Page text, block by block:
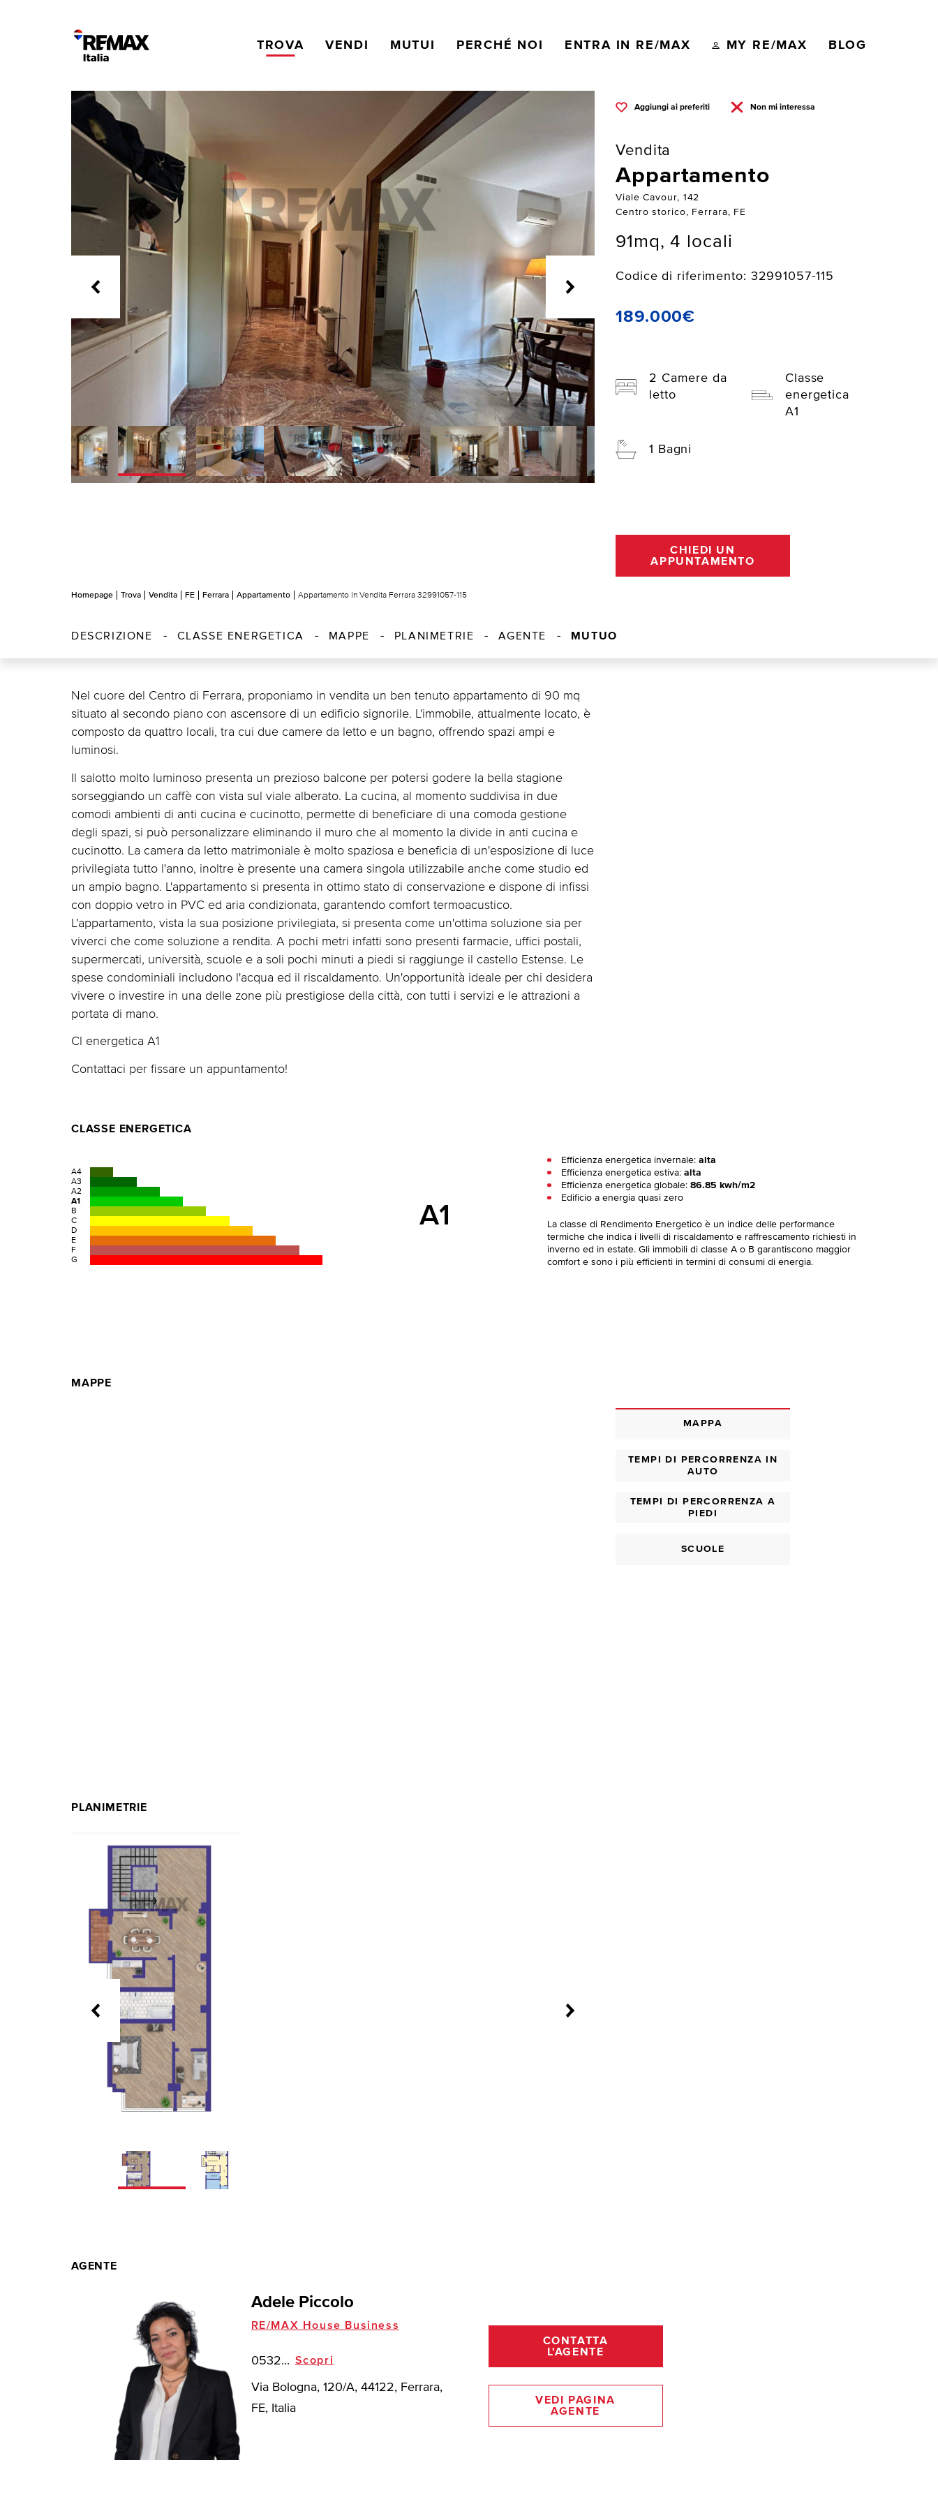
TROVA VENDI MUTUI PERCHÉ NOI ENTRA IN RE/MAX MY RE/MAX BLOG
Aggiungi ai preferiti Non mi interessa
Vendita
Appartamento
Viale Cavour, 142
Centro storico, Ferrara, FE
91mq, 4 locali
Codice di riferimento: 32991057-115
189.000€
2 Camere da
letto
Classe
energetica
A1
1 Bagni
CHIEDI UN
APPUNTAMENTO
Homepage Trova Vendita FE Ferrara Appartamento Appartamento In Vendita Ferrara 32991057-115
DESCRIZIONE CLASSE ENERGETICA MAPPE PLANIMETRIE AGENTE MUTUO
Nel cuore del Centro di Ferrara, proponiamo in vendita un ben tenuto appartamento di 90 mq
situato al secondo piano con ascensore di un edificio signorile. L'immobile, attualmente locato, è
composto da quattro locali, tra cui due camere da letto e un bagno, offrendo spazi ampi e
luminosi.
Il salotto molto luminoso presenta un prezioso balcone per potersi godere la bella stagione
sorseggiando un caffè con vista sul viale alberato. La cucina, al momento suddivisa in due
comodi ambienti di anti cucina e cucinotto, permette di beneficiare di una comoda gestione
degli spazi, si può personalizzare eliminando il muro che al momento la divide in anti cucina e
cucinotto. La camera da letto matrimoniale è molto spaziosa e beneficia di un'esposizione di luce
privilegiata tutto l'anno, inoltre è presente una camera singola utilizzabile anche come studio ed
un ampio bagno. L'appartamento si presenta in ottimo stato di conservazione e dispone di infissi
con doppio vetro in PVC ed aria condizionata, garantendo comfort termoacustico.
L'appartamento, vista la sua posizione privilegiata, si presenta come un'ottima soluzione sia per
viverci che come soluzione a rendita. A pochi metri infatti sono presenti farmacie, uffici postali,
supermercati, università, scuole e a soli pochi minuti a piedi si raggiunge il castello Estense. Le
spese condominiali includono l'acqua ed il riscaldamento. Un'opportunità ideale per chi desidera
vivere o investire in una delle zone più prestigiose della città, con tutti i servizi e le attrazioni a
portata di mano.
Cl energetica A1
Contattaci per fissare un appuntamento!
CLASSE ENERGETICA
A4
A3
A2
A1
B
C
D
E
F
G
A1
Efficienza energetica invernale:alta
Efficienza energetica estiva:alta
Efficienza energetica globale:86.85 kwh/m2
Edificio a energia quasi zero
La classe di Rendimento Energetico è un indice delle performance
termiche che indica i livelli di riscaldamento e raffrescamento richiesti in
inverno ed in estate. Gli immobili di classe A o B garantiscono maggior
comfort e sono i più efficienti in termini di consumi di energia.
MAPPE
MAPPA
TEMPI DI PERCORRENZA IN
AUTO
TEMPI DI PERCORRENZA A
PIEDI
SCUOLE
PLANIMETRIE
AGENTE
Adele Piccolo
RE/MAX House Business
0532... Scopri
Via Bologna, 120/A, 44122, Ferrara,
FE, Italia
CONTATTA
L'AGENTE
VEDI PAGINA
AGENTE